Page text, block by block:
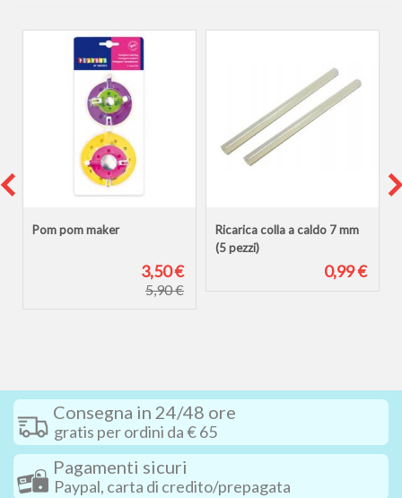
Pom pom maker
3,50 €
5,90 €
Ricarica colla a caldo 7 mm
(5 pezzi)
0,99 €
Consegna in 24/48 ore
gratis per ordini da € 65
Pagamenti sicuri
Paypal, carta di credito/prepagata